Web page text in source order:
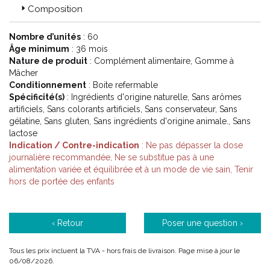
Composition
Nombre d’unités : 60
Âge minimum : 36 mois
Nature de produit : Complément alimentaire, Gomme à
Mâcher
Conditionnement : Boite refermable
Spécificité(s) : Ingrédients d'origine naturelle, Sans arômes
artificiels, Sans colorants artificiels, Sans conservateur, Sans
gélatine, Sans gluten, Sans ingrédients d'origine animale., Sans
lactose
Indication / Contre-indication : Ne pas dépasser la dose
journalière recommandée, Ne se substitue pas à une
alimentation variée et équilibrée et à un mode de vie sain, Tenir
hors de portée des enfants
‹ Retour Poser une question ›
Tous les prix incluent la TVA - hors frais de livraison. Page mise à jour le
06/08/2026.